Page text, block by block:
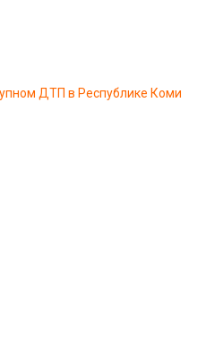
ДТП в Республике Коми